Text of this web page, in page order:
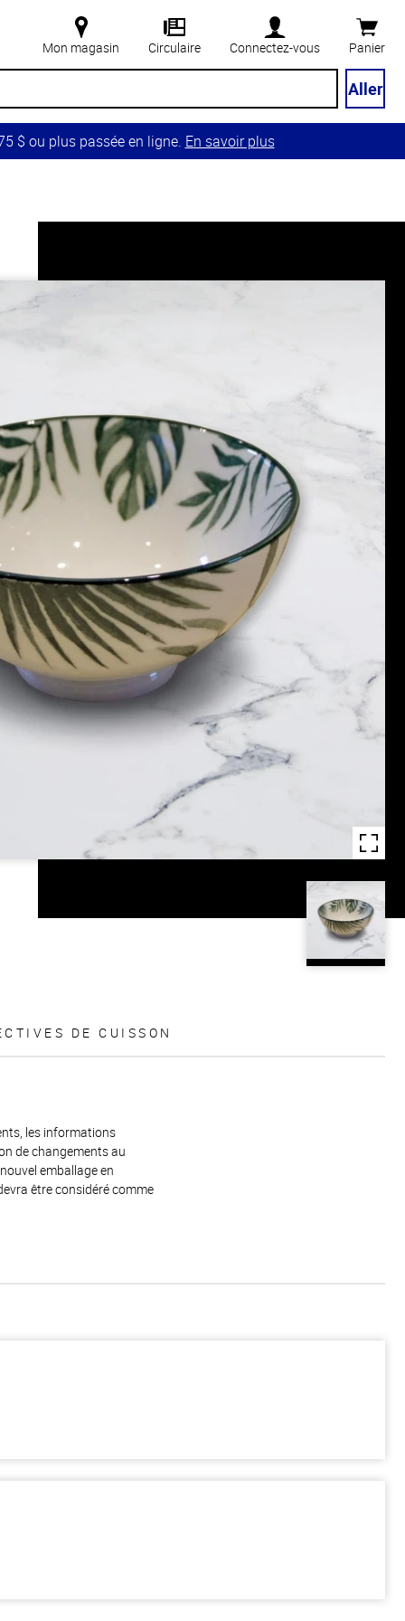
Mon magasin Circulaire Connectez-vous Panier
Aller
$ ou plus passée en ligne. En savoir plus
DE CUISSON
les informations
de changements au
emballage en
être considéré comme